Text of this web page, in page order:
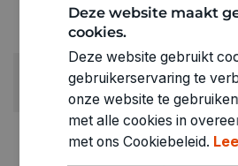
GEWICHT
ARTIKELNUMMER
4011259
Deze website maakt
cookies.
Deze website gebruikt
gebruikerservaring te
onze website te
met alle cookies in
met ons Cookiebeleid.